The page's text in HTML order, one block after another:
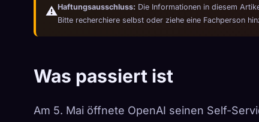
⚠️Haftungsausschluss: Die Informationen in diesem
Bitte recherchiere selbst oder ziehe eine Fachperson
Was passiert ist
Am 5. Mai öffnete OpenAI seinen Self-